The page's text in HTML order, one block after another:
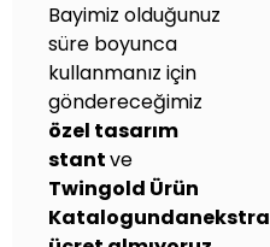
Bayimiz olduğunuz
süre boyunca
kullanmanız için
göndereceğimiz
özel tasarım
stantve
Twingold Ürün
Katalogundanekstra